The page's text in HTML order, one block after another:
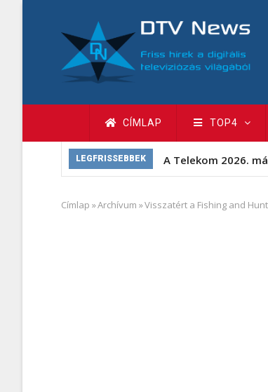
tartalomra
Fő
navigáció
CÍMLAP TOP4
LEGFRISSEBBEK A Telekom 2026.
Morzsa
Címlap »Archívum »Visszatért a Fishing and